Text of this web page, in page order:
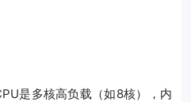
是多核高负载（如8核），内